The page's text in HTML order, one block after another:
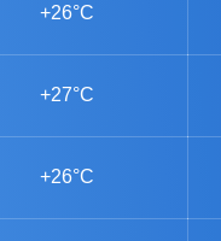
+26°C
+27°C
+26°C